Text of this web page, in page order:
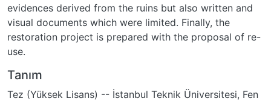
evidences derived from the ruins but also written and
visual documents which were limited. Finally, the
restoration project is prepared with the proposal of re-
use.
Tanım
Tez (Yüksek Lisans) -- İstanbul Teknik Üniversitesi, Fen